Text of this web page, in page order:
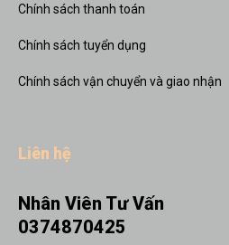
Chính sách thanh toán
Chính sách tuyển dụng
Chính sách vận chuyển và giao nhận
Liên hệ
Nhân Viên Tư Vấn
0374870425